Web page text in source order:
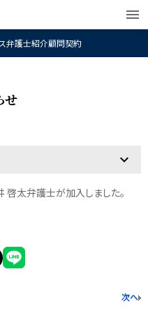
menu
弁護士紹介顧問契約
せ
啓太弁護士が加入しました。
次へ